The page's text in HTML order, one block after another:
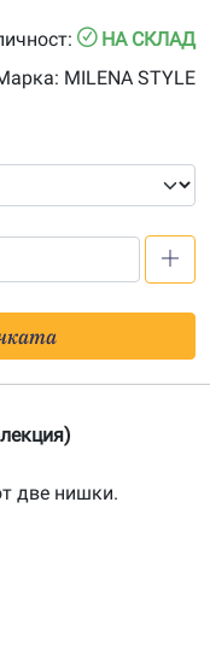
НА СКЛАД
MILENA STYLE
две нишки.